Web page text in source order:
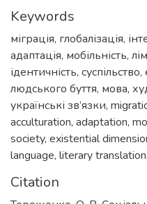
Keywords
міграція, глобалізація,
адаптація, мобільність,
ідентичність, суспільство,
людського буття, мова,
українські зв’язки,
acculturation, adaptation,
society, existential
language, literary translation,
Citation